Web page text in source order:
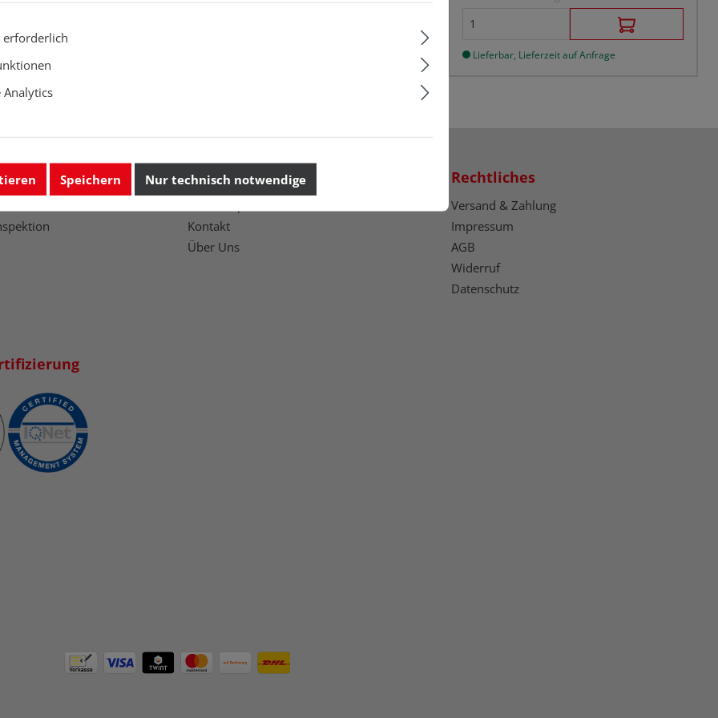
Lieferbar, Lieferzeit auf Anfrage
Unternehmen
Kontakt
Über Uns
Rechtliches
Versand & Zahlung
Impressum
AGB
Widerruf
Datenschutz
erforderlich
Analytics
Speichern Nur technisch notwendige